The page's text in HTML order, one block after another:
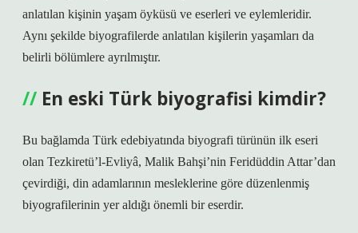
anlatılan kişinin yaşam öyküsü ve eserleri ve eylemleridir.
Aynı şekilde biyografilerde anlatılan kişilerin yaşamları da
belirli bölümlere ayrılmıştır.
En eski Türk biyografisi kimdir?
Bu bağlamda Türk edebiyatında biyografi türünün ilk eseri
olan Tezkiretü’l-Evliyâ, Malik Bahşi’nin Feridüddin Attar’dan
çevirdiği, din adamlarının mesleklerine göre düzenlenmiş
biyografilerinin yer aldığı önemli bir eserdir.